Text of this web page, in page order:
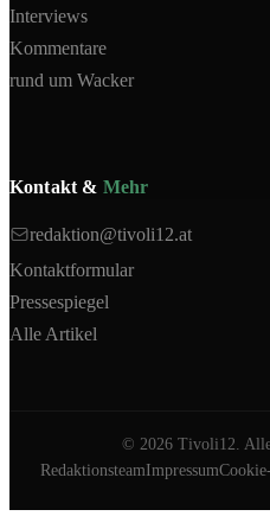
Interviews
Kommentare
rund um Wacker
Kontakt & Mehr
redaktion@tivoli12.at
Kontaktformular
Pressespiegel
Alle Artikel
© 2026Tivoli12. Alle
RedaktionsteamImpressum